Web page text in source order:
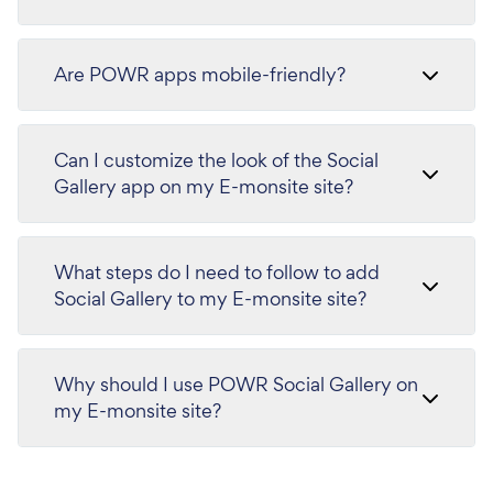
Are POWR apps mobile-friendly?
Can I customize the look of the Social
Gallery app on my E-monsite site?
What steps do I need to follow to add
Social Gallery to my E-monsite site?
Why should I use POWR Social Gallery on
my E-monsite site?